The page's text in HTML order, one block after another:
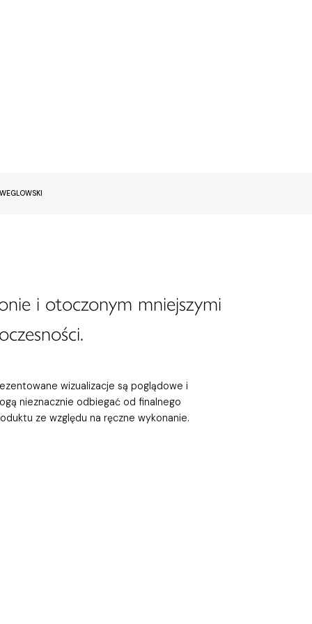
i otoczonym mniejszymi
wizualizacje są poglądowe i
nieznacznie odbiegać od finalnego
ze względu na ręczne wykonanie.